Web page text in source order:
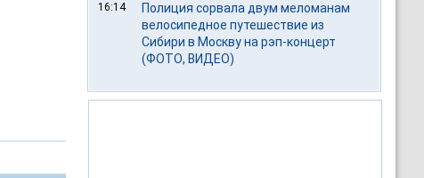
16:14
Полиция сорвала двум меломанам
велосипедное путешествие из
Сибири в Москву на рэп-концерт
(ФОТО, ВИДЕО)